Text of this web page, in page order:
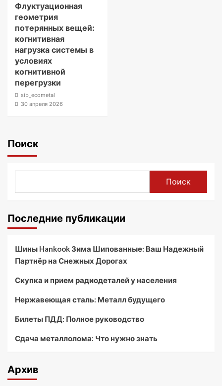
Флуктуационная
геометрия
потерянных вещей:
когнитивная
нагрузка системы в
условиях
когнитивной
перегрузки
sib_ecometal
30 апреля 2026
Поиск
Поиск
Последние публикации
Шины Hankook Зима Шипованные: Ваш Надежный
Партнёр на Снежных Дорогах
Скупка и прием радиодеталей у населения
Нержавеющая сталь: Металл будущего
Билеты ПДД: Полное руководство
Сдача металлолома: Что нужно знать
Архив